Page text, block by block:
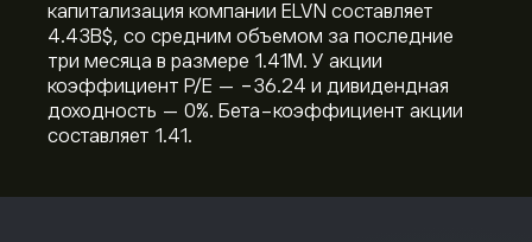
капитализация компании ELVN составляет
4.43B‎$‎, со средним объемом за последние
три месяца в размере 1.41M. У акции
коэффициент P/E — -36.24 и дивидендная
доходность — 0%. Бета-коэффициент акции
составляет 1.41.